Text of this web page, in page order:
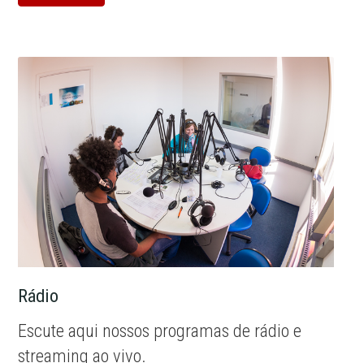
Rádio
Escute aqui nossos programas de rádio e
streaming ao vivo.